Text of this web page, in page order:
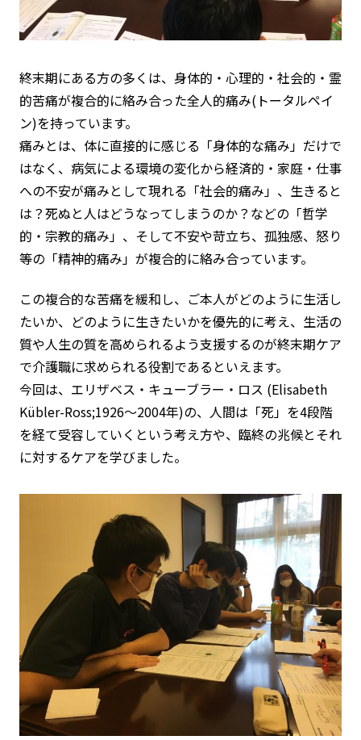
終末期にある方の多くは、身体的・心理的・社会的・霊
的苦痛が複合的に絡み合った全人的痛み(トータルペイ
ン)を持っています。
痛みとは、体に直接的に感じる「身体的な痛み」だけで
はなく、病気による環境の変化から経済的・家庭・仕事
への不安が痛みとして現れる「社会的痛み」、生きると
は？死ぬと人はどうなってしまうのか？などの「哲学
的・宗教的痛み」、そして不安や苛立ち、孤独感、怒り
等の「精神的痛み」が複合的に絡み合っています。
この複合的な苦痛を緩和し、ご本人がどのように生活し
たいか、どのように生きたいかを優先的に考え、生活の
質や人生の質を高められるよう支援するのが終末期ケア
で介護職に求められる役割であるといえます。
今回は、エリザベス・キューブラー・ロス (Elisabeth
Kübler-Ross;1926〜2004年)の、人間は「死」を4段階
を経て受容していくという考え方や、臨終の兆候とそれ
に対するケアを学びました。